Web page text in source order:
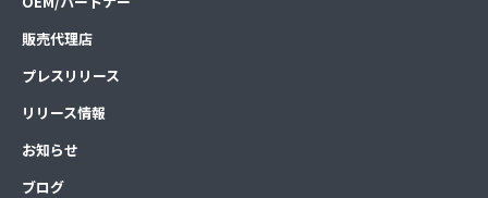
販売代理店
プレスリリース
リリース情報
お知らせ
ブログ